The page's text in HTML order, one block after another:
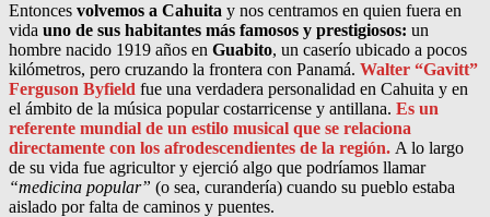
Entonces volvemos a Cahuita y nos centramos en quien fuera en
vida uno de sus habitantes más famosos y prestigiosos: un
hombre nacido 1919 años en Guabito, un caserío ubicado a pocos
kilómetros, pero cruzando la frontera con Panamá. Walter “Gavitt”
Ferguson Byfield fue una verdadera personalidad en Cahuita y en
el ámbito de la música popular costarricense y antillana. Es un
referente mundial de un estilo musical que se relaciona
directamente con los afrodescendientes de la región. A lo largo
de su vida fue agricultor y ejerció algo que podríamos llamar
“medicina popular” (o sea, curandería) cuando su pueblo estaba
aislado por falta de caminos y puentes.